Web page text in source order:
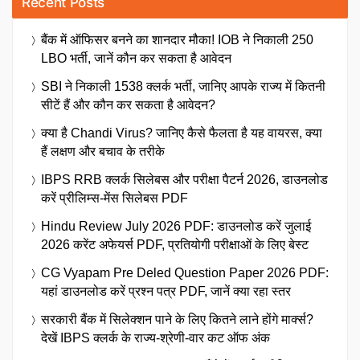
बैंक में ऑफिसर बनने का शानदार मौका! IOB ने निकाली 250
LBO भर्ती, जानें कौन कर सकता है आवेदन
SBI ने निकाली 1538 क्लर्क भर्ती, जानिए आपके राज्य में कितनी
सीटें हैं और कौन कर सकता है आवेदन?
क्या है Chandi Virus? जानिए कैसे फैलता है यह वायरस, क्या
हैं लक्षण और बचाव के तरीके
IBPS RRB क्लर्क सिलेबस और परीक्षा पैटर्न 2026, डाउनलोड
करें प्रीलिम्स-मेंस सिलेबस PDF
Hindu Review July 2026 PDF: डाउनलोड करें जुलाई
2026 करेंट अफेयर्स PDF, प्रतियोगी परीक्षाओं के लिए बेस्ट
CG Vyapam Pre Deled Question Paper 2026 PDF:
यहां डाउनलोड करें प्रश्न पत्र PDF, जानें क्या रहा स्तर
सरकारी बैंक में सिलेक्शन पाने के लिए कितने लाने होंगे मार्क्स?
देखें IBPS क्लर्क के राज्य-श्रेणी-वार कट ऑफ अंक